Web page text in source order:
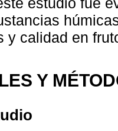
y calidad en
Y